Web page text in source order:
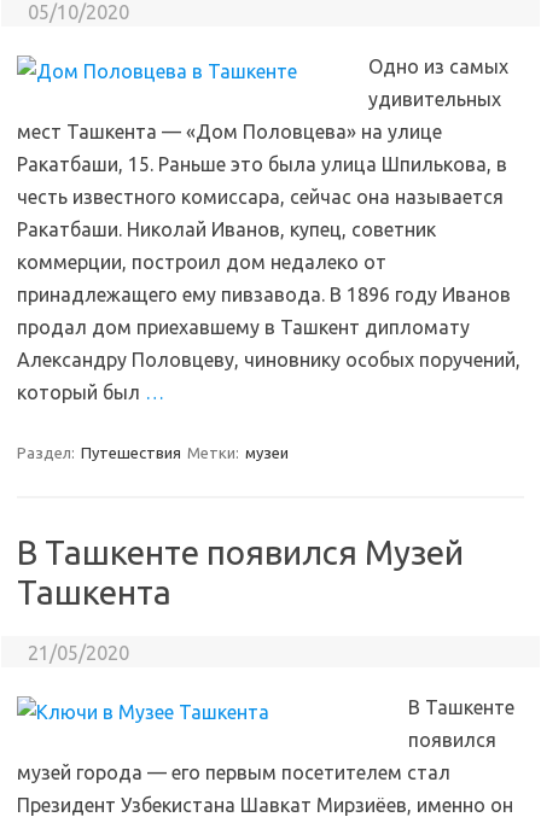
05/10/2020
Одно из самых
удивительных
мест Ташкента — «Дом Половцева» на улице
Ракатбаши, 15. Раньше это была улица Шпилькова, в
честь известного комиссара, сейчас она называется
Ракатбаши. Николай Иванов, купец, советник
коммерции, построил дом недалеко от
принадлежащего ему пивзавода. В 1896 году Иванов
продал дом приехавшему в Ташкент дипломату
Александру Половцеву, чиновнику особых поручений,
который был …
Раздел: Путешествия Метки: музеи
В Ташкенте появился Музей
Ташкента
21/05/2020
В Ташкенте
появился
музей города — его первым посетителем стал
Президент Узбекистана Шавкат Мирзиёев, именно он